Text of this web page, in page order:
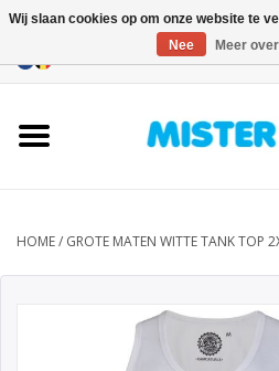
Onze Winkel
HOME/ GROTE MATEN WITTE TANK TOP
Wij slaan cookies op om onze website te
Nee
Meer